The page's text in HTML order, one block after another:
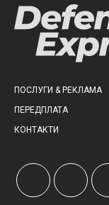
ПОСЛУГИ & РЕКЛАМА
ПЕРЕДПЛАТА
КОНТАКТИ